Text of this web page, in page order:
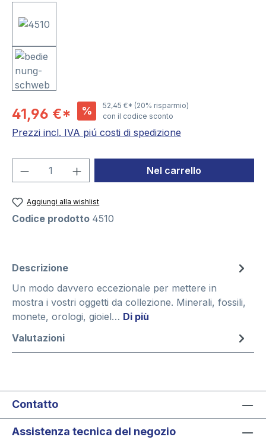
41,96 €* % 52,45 €* (20% risparmio)
con il codice sconto
Prezzi incl. IVA piú costi di spedizione
Quantità del prodotto: inserisci la
Nel carrello
Aggiungi alla wishlist
Codice prodotto 4510
Descrizione
Un modo davvero eccezionale per mettere in
mostra i vostri oggetti da collezione. Minerali, fossili,
monete, orologi, gioiel… Di più
Valutazioni
Contatto
Assistenza tecnica del negozio